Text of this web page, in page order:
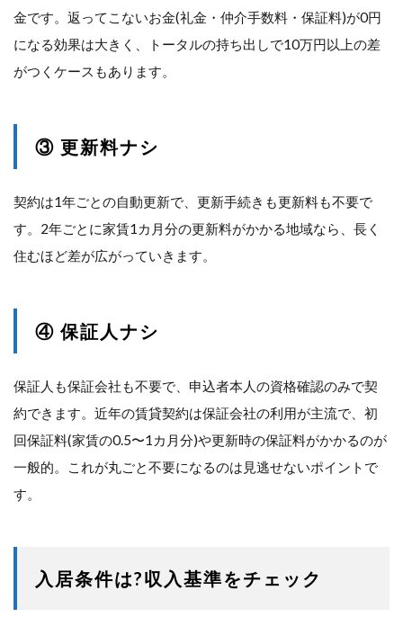
金です。返ってこないお金(礼金・仲介手数料・保証料)が0円
になる効果は大きく、トータルの持ち出しで10万円以上の差
がつくケースもあります。
③ 更新料ナシ
契約は1年ごとの自動更新で、更新手続きも更新料も不要で
す。2年ごとに家賃1カ月分の更新料がかかる地域なら、長く
住むほど差が広がっていきます。
④ 保証人ナシ
保証人も保証会社も不要で、申込者本人の資格確認のみで契
約できます。近年の賃貸契約は保証会社の利用が主流で、初
回保証料(家賃の0.5〜1カ月分)や更新時の保証料がかかるのが
一般的。これが丸ごと不要になるのは見逃せないポイントで
す。
入居条件は?収入基準をチェック